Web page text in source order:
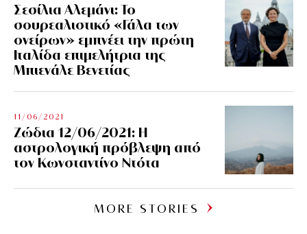
Σεσίλια Αλεμάνι: Το
σουρεαλιστικό «Γάλα των
ονείρων» εμπνέει την πρώτη
Ιταλίδα επιμελήτρια της
Μπιενάλε Βενετίας
11/06/2021
Ζώδια 12/06/2021: Η
αστρολογική πρόβλεψη από
τον Κωνσταντίνο Ντότα
MORE STORIES